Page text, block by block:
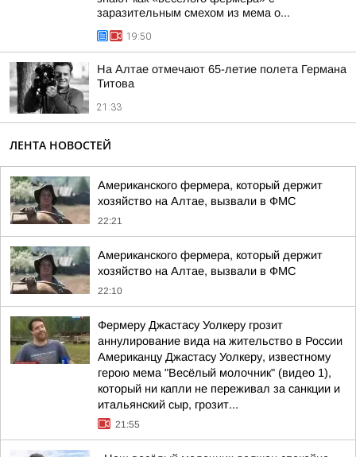
заразительным смехом из мема о...
19:50
На Алтае отмечают 65-летие полета Германа
Титова
21:33
ЛЕНТА НОВОСТЕЙ
Американского фермера, который держит
хозяйство на Алтае, вызвали в ФМС
22:21
Американского фермера, который держит
хозяйство на Алтае, вызвали в ФМС
22:10
Фермеру Джастасу Уолкеру грозит
аннулирование вида на жительство в России
Американцу Джастасу Уолкеру, известному
герою мема "Весёлый молочник" (видео 1),
который ни капли не переживал за санкции и
итальянский сыр, грозит...
21:55